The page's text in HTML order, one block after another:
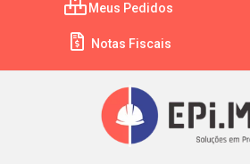
Meus Pedidos
Notas Fiscais